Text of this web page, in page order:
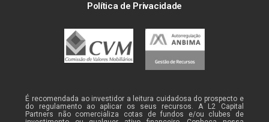
Política de Privacidade
É recomendada ao investidor a leitura cuidadosa do prospecto e
do regulamento ao aplicar os seus recursos. A L2 Capital
Partners não comercializa cotas de fundos e/ou clubes de